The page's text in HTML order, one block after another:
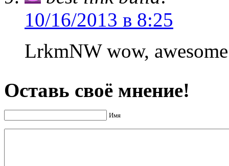
10/16/2013 в 8:25
LrkmNW wow,
Оставь своё мнение!
Имя